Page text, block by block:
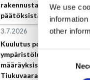
We use
other
Consent
rakennustarkastajan
päätöksistä
3.7.2026
Kuulutus poikkeamisesta
ympäristöluvan
määräyksistä, Loimaan Kivi
Tiukuvaara